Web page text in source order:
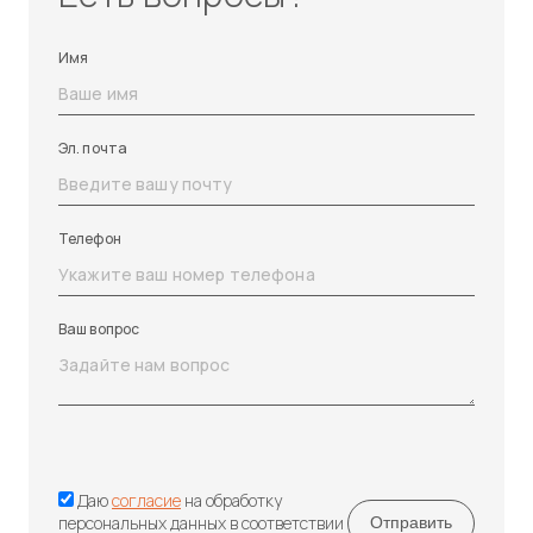
Имя
Эл. почта
Телефон
Ваш вопрос
Даюсогласие на обработку
персональных данных в соответствии